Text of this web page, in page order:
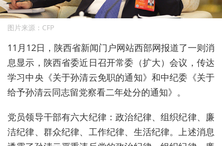
图片来源：CFP
11月12日，陕西省新闻门户网站西部网报道了一则消
息显示，陕西省委近日召开常委（扩大）会议，传达
学习中央《关于孙清云免职的通知》和中纪委《关于
给予孙清云同志留党察看二年处分的通知》。
党员领导干部有六大纪律：政治纪律、组织纪律、廉
洁纪律、群众纪律、工作纪律、生活纪律。上述消息